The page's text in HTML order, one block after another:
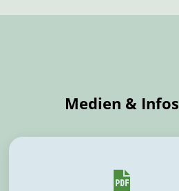
Medien & Infos